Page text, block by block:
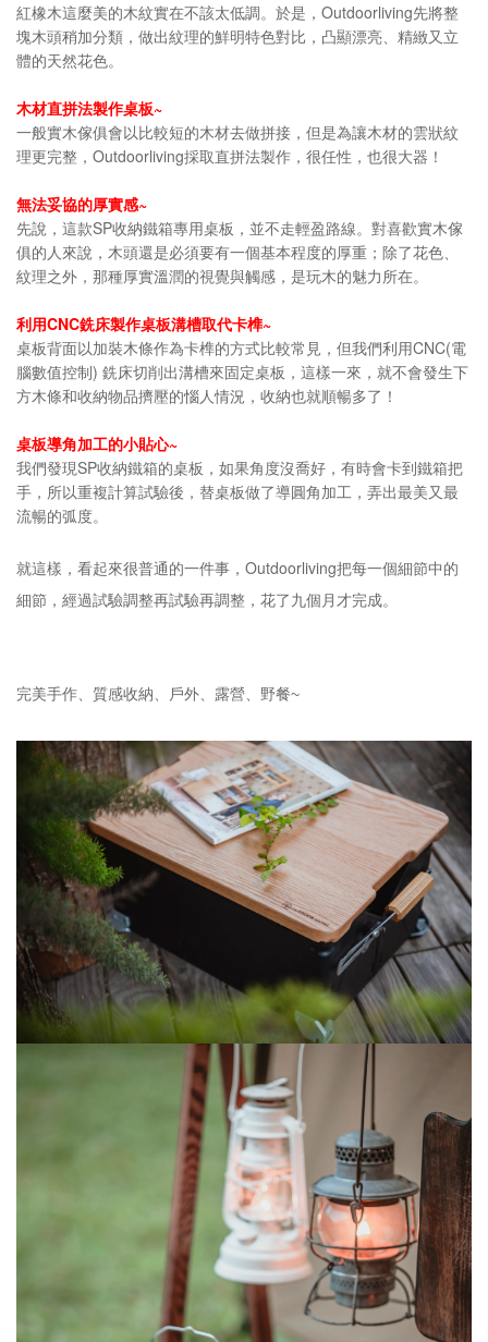
紅橡木這麼美的木紋實在不該太低調。於是， Outdoorliving先將整
塊木頭稍加分類，做出紋理的鮮明特色對比，凸顯漂亮、精緻又立
體的天然花色。
木材直拼法製作桌板~
一般實木傢俱會以比較短的木材去做拼接，但是為讓木材的雲狀紋
理更完整， Outdoorliving採取直拼法製作，很任性，也很大器！
無法妥協的厚實感~
先說，這款SP收納鐵箱專用桌板，並不走輕盈路線。對喜歡實木傢
俱的人來說，木頭還是必須要有一個基本程度的厚重；除了花色、
紋理之外，那種厚實溫潤的視覺與觸感，是玩木的魅力所在。
利用CNC銑床製作桌板溝槽取代卡榫~
桌板背面以加裝木條作為卡榫的方式比較常見，但我們利用CNC(電
腦數值控制) 銑床切削出溝槽來固定桌板， 這樣一來，就不會發生下
方木條和收納物品擠壓的惱人情況，收納也就順暢多了！
桌板導角加工的小貼心~
我們發現SP收納鐵箱的桌板，如果角度沒喬好，有時會卡到鐵箱把
手，所以重複計算試驗後，替桌板做了導圓角加工，弄出最美又最
流暢的弧度。
就這樣，看起來很普通的一件事， Outdoorliving把每一個細節中的
細節，經過試驗調整再試驗再調整，花了九個月才完成。
完美手作、質感收納、戶外、露營、野餐~